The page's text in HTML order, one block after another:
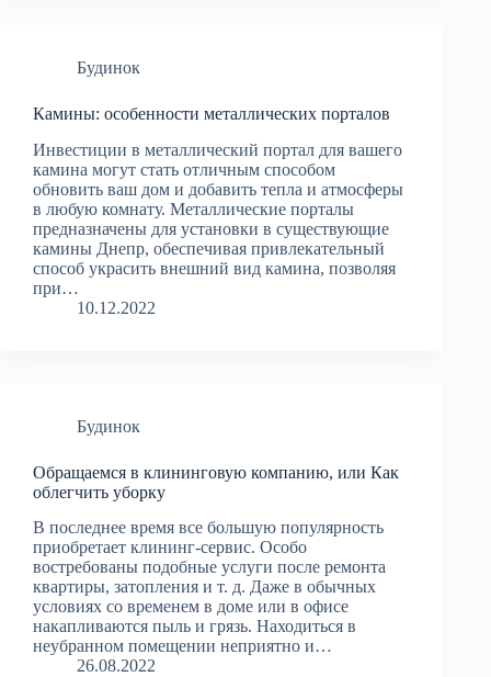
Будинок
Камины: особенности металлических порталов
Инвестиции в металлический портал для вашего
камина могут стать отличным способом
обновить ваш дом и добавить тепла и атмосферы
в любую комнату. Металлические порталы
предназначены для установки в существующие
камины Днепр, обеспечивая привлекательный
способ украсить внешний вид камина, позволяя
при…
10.12.2022
Будинок
Обращаемся в клининговую компанию, или Как
облегчить уборку
В последнее время все большую популярность
приобретает клининг-сервис. Особо
востребованы подобные услуги после ремонта
квартиры, затопления и т. д. Даже в обычных
условиях со временем в доме или в офисе
накапливаются пыль и грязь. Находиться в
неубранном помещении неприятно и…
26.08.2022